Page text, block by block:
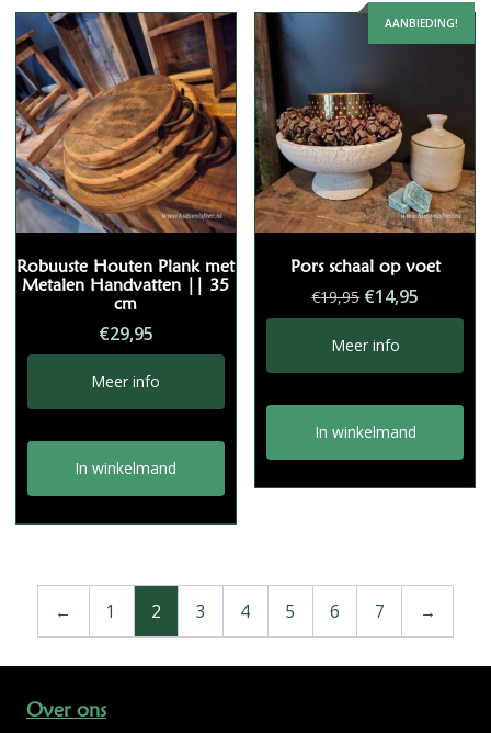
Robuuste Houten Plank met
Metalen Handvatten || 35
cm
€29,95
Meer info
In winkelmand
AANBIEDING!
Pors schaal op voet
€19,95
prijs
was:
€19,95.
€14,95
prijs
€14,95.
Meer info
In winkelmand
← 1 2 3 4 5 6 7 →
Over ons